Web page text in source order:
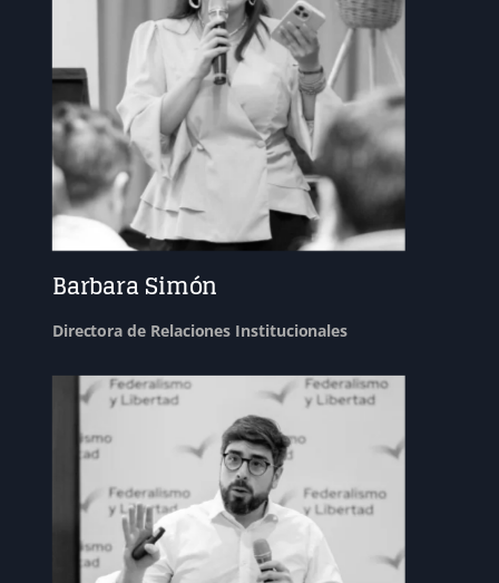
Barbara Simón
Directora de Relaciones Institucionales